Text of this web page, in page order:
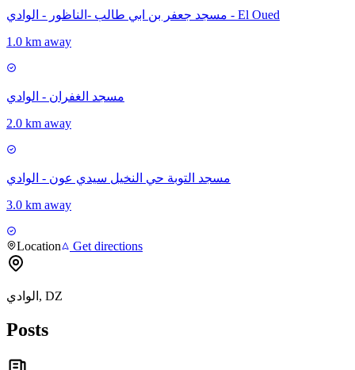
مسجد جعفر بن ابي طالب -الناظور - الوادي - El Oued
1.0 km away
مسجد الغفران - الوادي
2.0 km away
مسجد التوبة حي النخيل سيدي عون - الوادي
3.0 km away
Location Get directions
الوادي, DZ
Posts